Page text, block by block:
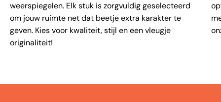
weerspiegelen. Elk stuk is zorgvuldig geselecteerd
om jouw ruimte net dat beetje extra karakter te
geven. Kies voor kwaliteit, stijl en een vleugje
originaliteit!